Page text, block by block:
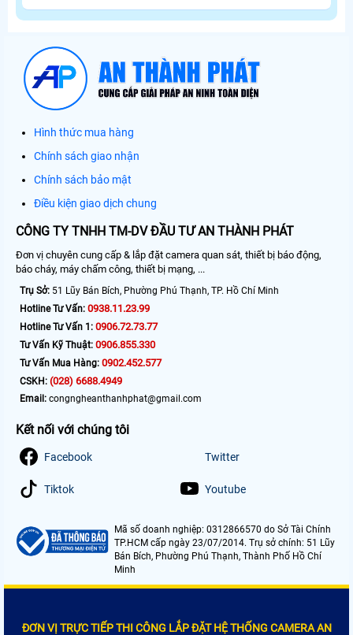
Hình thức mua hàng
Chính sách giao nhận
Chính sách bảo mật
Điều kiện giao dịch chung
CÔNG TY TNHH TM-DV ĐẦU TƯ AN THÀNH PHÁT
Đơn vị chuyên cung cấp & lắp đặt camera quan sát, thiết bị báo động,
báo cháy, máy chấm công, thiết bị mạng, ...
Trụ Sở: 51 Lũy Bán Bích, Phường Phú Thạnh, TP. Hồ Chí Minh
Hotline Tư Vấn: 0938.11.23.99
Hotline Tư Vấn 1: 0906.72.73.77
Tư Vấn Kỹ Thuật: 0906.855.330
Tư Vấn Mua Hàng: 0902.452.577
CSKH: (028) 6688.4949
Email: congngheanthanhphat@gmail.com
Kết nối với chúng tôi
Facebook Twitter
Tiktok Youtube
Mã số doanh nghiệp: 0312866570 do Sở Tài Chính
TP.HCM cấp ngày 23/07/2014. Trụ sở chính: 51 Lũy
Bán Bích, Phường Phú Thạnh, Thành Phố Hồ Chí
Minh
ĐƠN VỊ TRỰC TIẾP THI CÔNG LẮP ĐẶT HỆ THỐNG CAMERA AN